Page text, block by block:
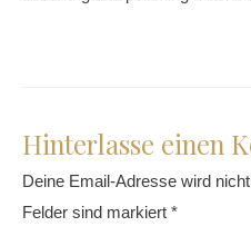
Hinterlasse einen
Deine Email-Adresse wird
Felder sind markiert *